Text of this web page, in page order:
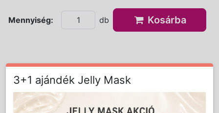
Mennyiség: db Kosárba
Részletes Leírás
3+1 ajándék Jelly Mask